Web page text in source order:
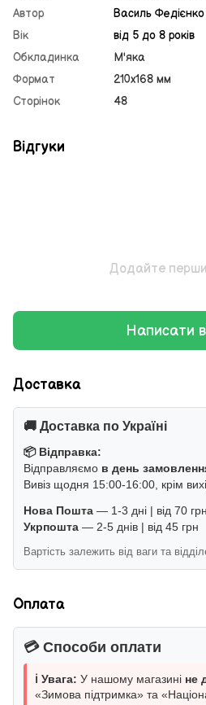
Автор
Василь Федієнко
Вік
від 5 до 8 років
Обкладинка
М'яка
Формат
210х168 мм
Сторінок
48
Відгуки
Додайте
Написати
Доставка
🚚 Доставка по Україні
📦 Відправка:
Відправляємо в день
Вивіз щодня 15:00-16:00, крім
Нова Пошта — 1-3 дні | від 70 грн
Укрпошта — 2-5 днів | від 45 грн
Вартість залежить від ваги та
Оплата
💳 Способи оплати
ℹ️ Увага: У нашому магазині не
«Зимова підтримка» та